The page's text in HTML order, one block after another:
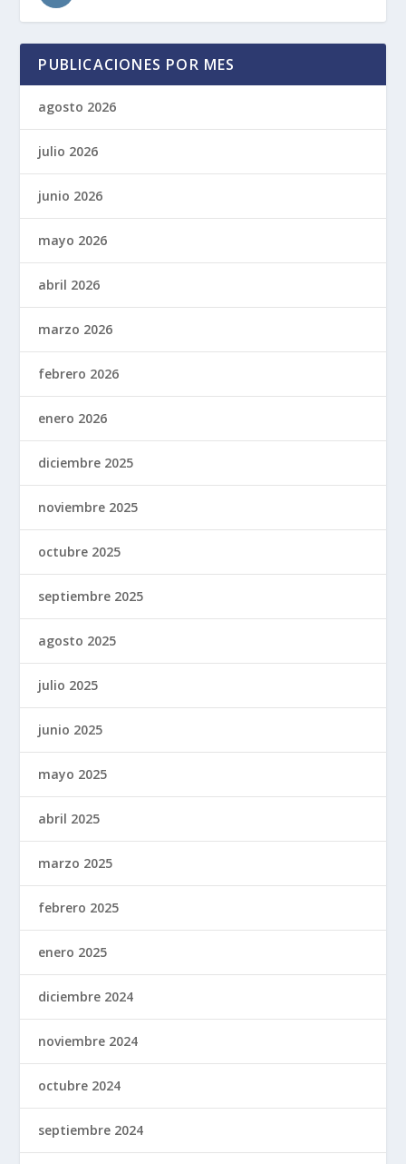
PUBLICACIONES POR MES
agosto 2026
julio 2026
junio 2026
mayo 2026
abril 2026
marzo 2026
febrero 2026
enero 2026
diciembre 2025
noviembre 2025
octubre 2025
septiembre 2025
agosto 2025
julio 2025
junio 2025
mayo 2025
abril 2025
marzo 2025
febrero 2025
enero 2025
diciembre 2024
noviembre 2024
octubre 2024
septiembre 2024